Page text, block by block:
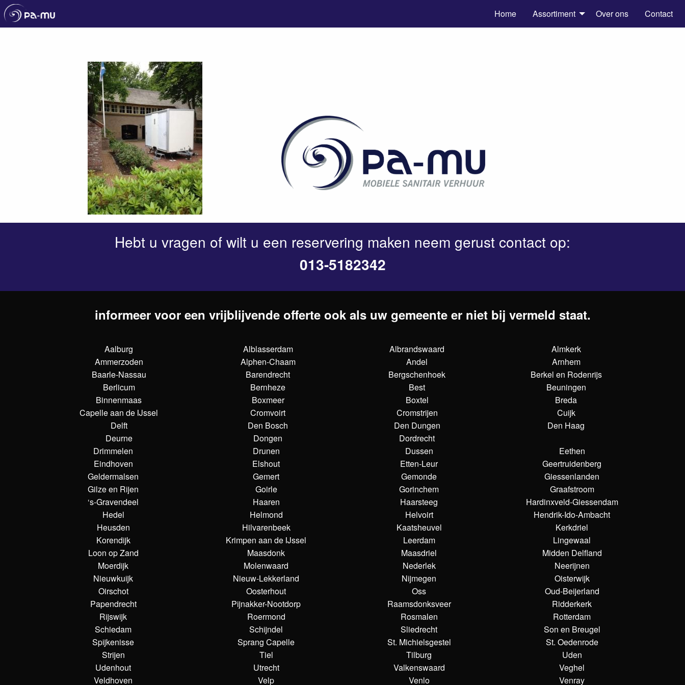
Pa-Mu
Home Assortiment Over ons Contact
Hebt u vragen of wilt u een reservering maken neem gerust contact op:
013-5182342
informeer voor een vrijblijvende offerte ook als uw gemeente er niet bij vermeld staat.
Aalburg Alblasserdam Albrandswaard
Almkerk
Ammerzoden
Alphen-Chaam Andel
Arnhem
Baarle-Nassau
Barendrecht Bergschenhoek
Berkel en Rodenrijs
Berlicum
Bernheze Best
Beuningen
Binnenmaas
Boxmeer Boxtel
Breda
Capelle aan de IJssel
Cromvoirt Cromstrijen
Cuijk
Delft
Den Bosch Den Dungen
Den Haag
Deurne
Dongen
Dordrecht
Drimmelen
Drunen Dussen
Eethen
Eindhoven
Elshout Etten-Leur
Geertruidenberg
Geldermalsen
Gemert Gemonde
Giessenlanden
Gilze en Rijen
Goirle Gorinchem
Graafstroom
‘s-Gravendeel
Haaren Haarsteeg
Hardinxveld-Giessendam
Hedel
Helmond Helvoirt
Hendrik-Ido-Ambacht
Heusden
Hilvarenbeek Kaatsheuvel
Kerkdriel
Korendijk
Krimpen aan de IJssel Leerdam
Lingewaal
Loon op Zand
Maasdonk Maasdriel
Midden Delfland
Moerdijk
Molenwaard Nederlek
Neerijnen
Nieuwkuijk
Nieuw-Lekkerland Nijmegen
Oisterwijk
Oirschot
Oosterhout Oss
Oud-Beijerland
Papendrecht
Pijnakker-Nootdorp Raamsdonksveer
Ridderkerk
Rijswijk
Roermond Rosmalen
Rotterdam
Schiedam
Schijndel Sliedrecht
Son en Breugel
Spijkenisse
Sprang Capelle St. Michielsgestel
St. Oedenrode
Strijen
Tiel Tilburg
Uden
Udenhout
Utrecht Valkenswaard
Veghel
Veldhoven
Velp Venlo Venray